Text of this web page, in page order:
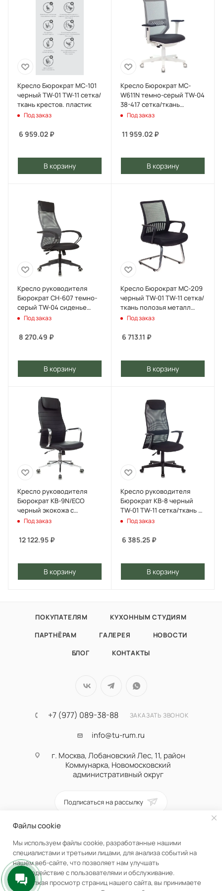
Кресло Бюрократ MC-101
черный TW-01 TW-11 сетка/
ткань крестов. пластик
Под заказ
6 959.02 ₽
В корзину
Кресло Бюрократ MC-
W611N темно-серый TW-04
38-417 сетка/ткань
крестов. пластик пластик
Под заказ
11 959.02 ₽
В корзину
Кресло руководителя
Бюрократ CH-607 темно-
серый TW-04 сиденье
черный Neo Black сетка/
крестов. пластик
Под заказ
8 270.49 ₽
В корзину
Кресло Бюрократ MC-209
черный TW-01 TW-11 сетка/
ткань полозья металл
серебристый
Под заказ
6 713.11 ₽
В корзину
Кресло руководителя
Бюрократ KB-9N/ECO
черный экокожа с
подголов. крестов.
Под заказ
12 122.95 ₽
В корзину
Кресло руководителя
Бюрократ KB-8 черный
TW-01 TW-11 сетка/ткань с
подголов. крестов.
Под заказ
6 385.25 ₽
В корзину
ПОКУПАТЕЛЯМ
КУХОННЫМ СТУДИЯМ
ПАРТНЁРАМ
ГАЛЕРЕЯ
НОВОСТИ
БЛОГ
КОНТАКТЫ
+7 (977) 089-38-88 ЗАКАЗАТЬ ЗВОНОК
info@tu-rum.ru
г. Москва, Лобановский Лес, 11, район
Коммунарка, Новомосковский
административный округ
Подписаться на рассылку
Файлы cookie
Мы используем файлы cookie, разработанные нашими
специалистами и третьими лицами, для анализа событий на
нашем веб-сайте, что позволяет нам улучшать
взаимодействие с пользователями и обслуживание.
Продолжая просмотр страниц нашего сайта, вы принимаете